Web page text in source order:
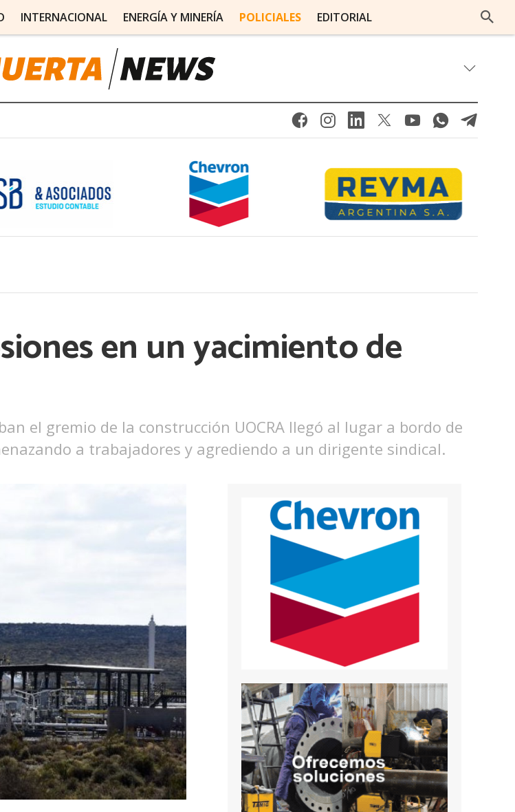
INTERNACIONAL ENERGÍA Y MINERÍA POLICIALES EDITORIAL
en un yacimiento de
el gremio de la construcción UOCRA llegó al lugar a bordo de
a trabajadores y agrediendo a un dirigente sindical.